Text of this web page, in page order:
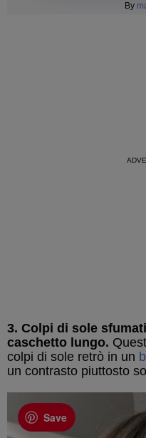
By
3. Colpi di sole
caschetto lungo.
colpi di sole retrò in un
un contrasto piuttosto
Save